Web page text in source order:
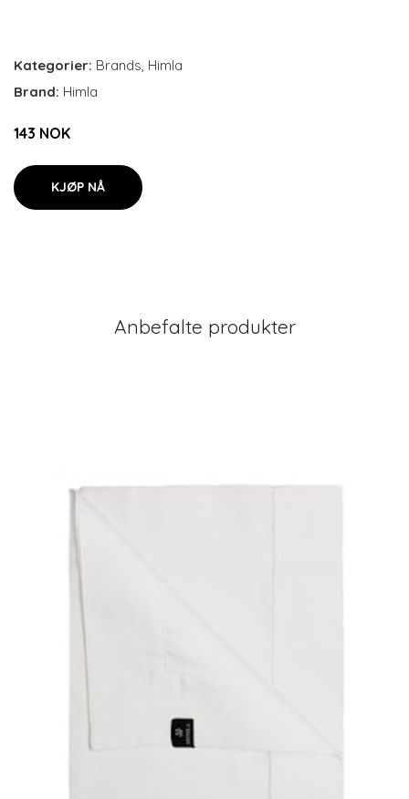
Kategorier: Brands, Himla
Brand: Himla
143 NOK
KJØP NÅ
Anbefalte produkter